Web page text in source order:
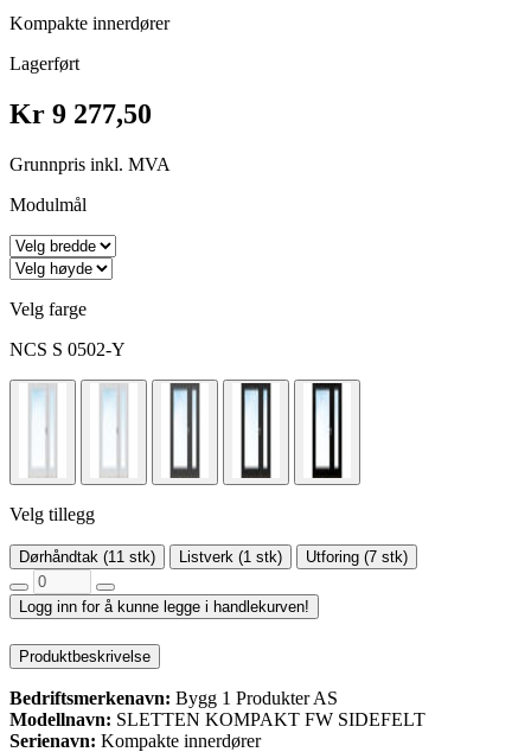
Kompakte innerdører
Lagerført
Kr 9 277,50
Grunnpris inkl. MVA
Modulmål
Velg farge
NCS S 0502-Y
Velg tillegg
Dørhåndtak (11 stk) Listverk (1 stk) Utforing (7 stk)
Logg inn for å kunne legge i handlekurven!
Produktbeskrivelse
Bedriftsmerkenavn: Bygg 1 Produkter AS
Modellnavn: SLETTEN KOMPAKT FW SIDEFELT
Serienavn: Kompakte innerdører